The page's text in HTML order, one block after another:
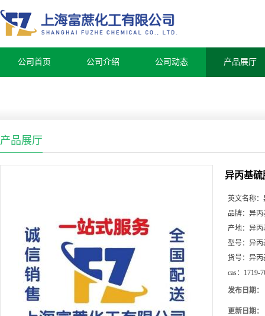
公司首页 公司介绍 公司动态 产品展厅
产品展厅
异丙基硫
英文名称：
品牌： 异丙
产地： 异丙
型号： 异丙
货号： 异丙
cas： 1719-
发布日期：
更新日期：